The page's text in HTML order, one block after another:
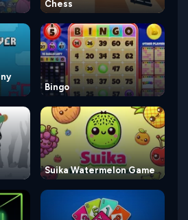
Chess
Bingo
Suika Watermelon Game